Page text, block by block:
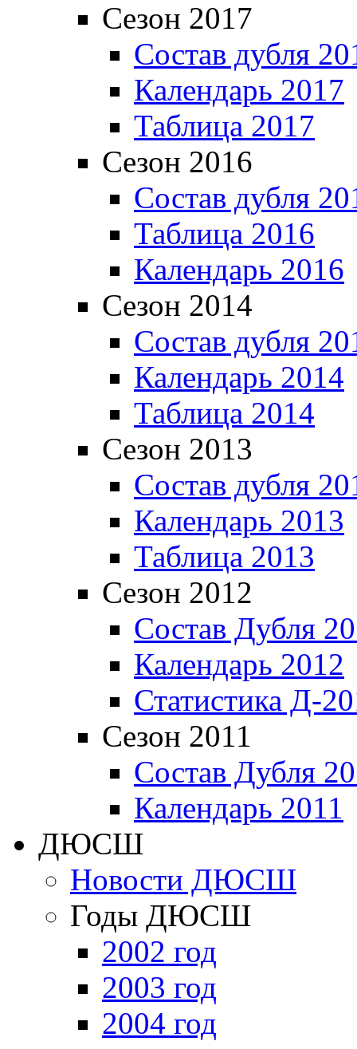
Сезон 2017
Состав дубля
Календарь 2017
Таблица 2017
Сезон 2016
Состав дубля
Таблица 2016
Календарь 2016
Сезон 2014
Состав дубля
Календарь 2014
Таблица 2014
Сезон 2013
Состав дубля
Календарь 2013
Таблица 2013
Сезон 2012
Состав Дубля
Календарь 2012
Статистика Д-
Сезон 2011
Состав Дубля
Календарь 2011
ДЮСШ
Новости ДЮСШ
Годы ДЮСШ
2002 год
2003 год
2004 год